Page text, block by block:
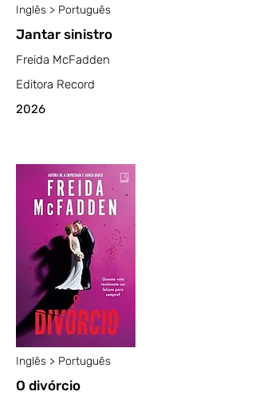
Inglês > Português
Jantar sinistro
Freida McFadden
Editora Record
2026
Inglês > Português
O divórcio